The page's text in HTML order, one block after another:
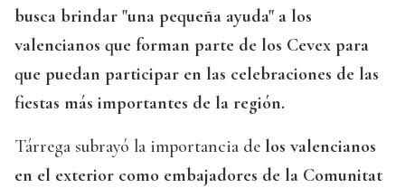
busca brindar "una pequeña ayuda" a los
valencianos que forman parte de los Cevex para
que puedan participar en las celebraciones de las
fiestas más importantes de la región.
Tárrega subrayó la importancia de los valencianos
en el exterior como embajadores de la Comunitat